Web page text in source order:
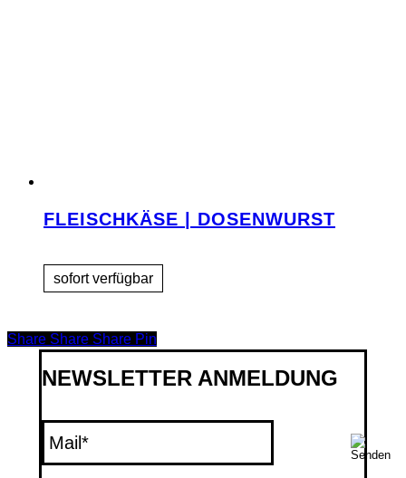
FLEISCHKÄSE | DOSENWURST
Share
Share Share Share Pin
NEWSLETTER ANMELDUNG